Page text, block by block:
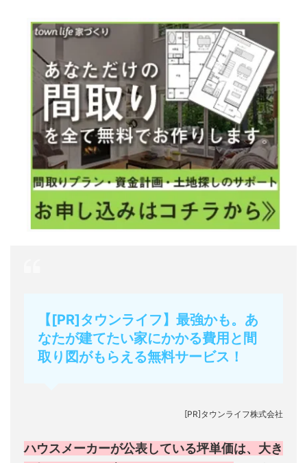
【[PR]タウンライフ】最強かも。あ
なたが建てたい家にかかる費用と間
取り図がもらえる無料サービス！
[PR]タウンライフ株式会社
ハウスメーカーが公表している坪単価は、大き